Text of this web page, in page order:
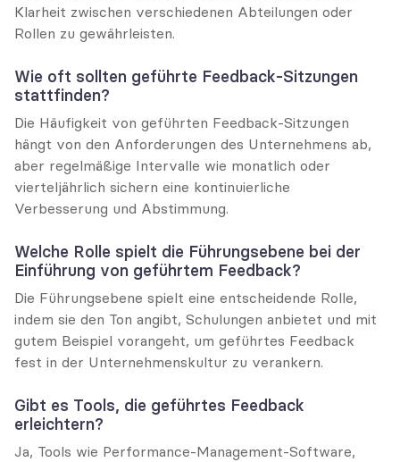
Klarheit zwischen verschiedenen Abteilungen oder
Rollen zu gewährleisten.
Wie oft sollten geführte Feedback-Sitzungen
stattfinden?
Die Häufigkeit von geführten Feedback-Sitzungen
hängt von den Anforderungen des Unternehmens ab,
aber regelmäßige Intervalle wie monatlich oder
vierteljährlich sichern eine kontinuierliche
Verbesserung und Abstimmung.
Welche Rolle spielt die Führungsebene bei der
Einführung von geführtem Feedback?
Die Führungsebene spielt eine entscheidende Rolle,
indem sie den Ton angibt, Schulungen anbietet und mit
gutem Beispiel vorangeht, um geführtes Feedback
fest in der Unternehmenskultur zu verankern.
Gibt es Tools, die geführtes Feedback
erleichtern?
Ja, Tools wie Performance-Management-Software,